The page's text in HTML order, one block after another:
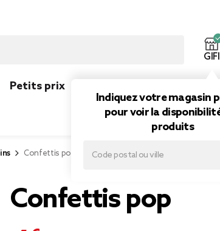
GIFI
Indiquez votre magasin
pour voir la
produits
Petits prix
Confettis pop
Confettis pop